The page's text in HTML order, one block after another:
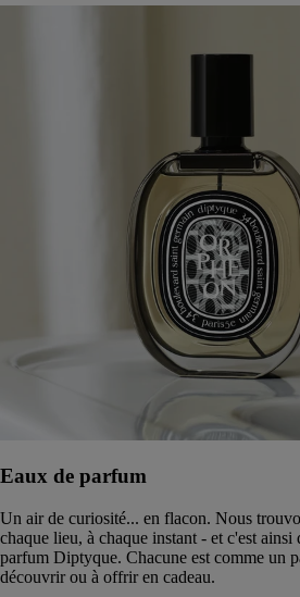
Eaux de parfum
Un air de curiosité... en flacon. Nous
chaque lieu, à chaque instant - et c'est ainsi
parfum Diptyque. Chacune est comme un
découvrir ou à offrir en cadeau.